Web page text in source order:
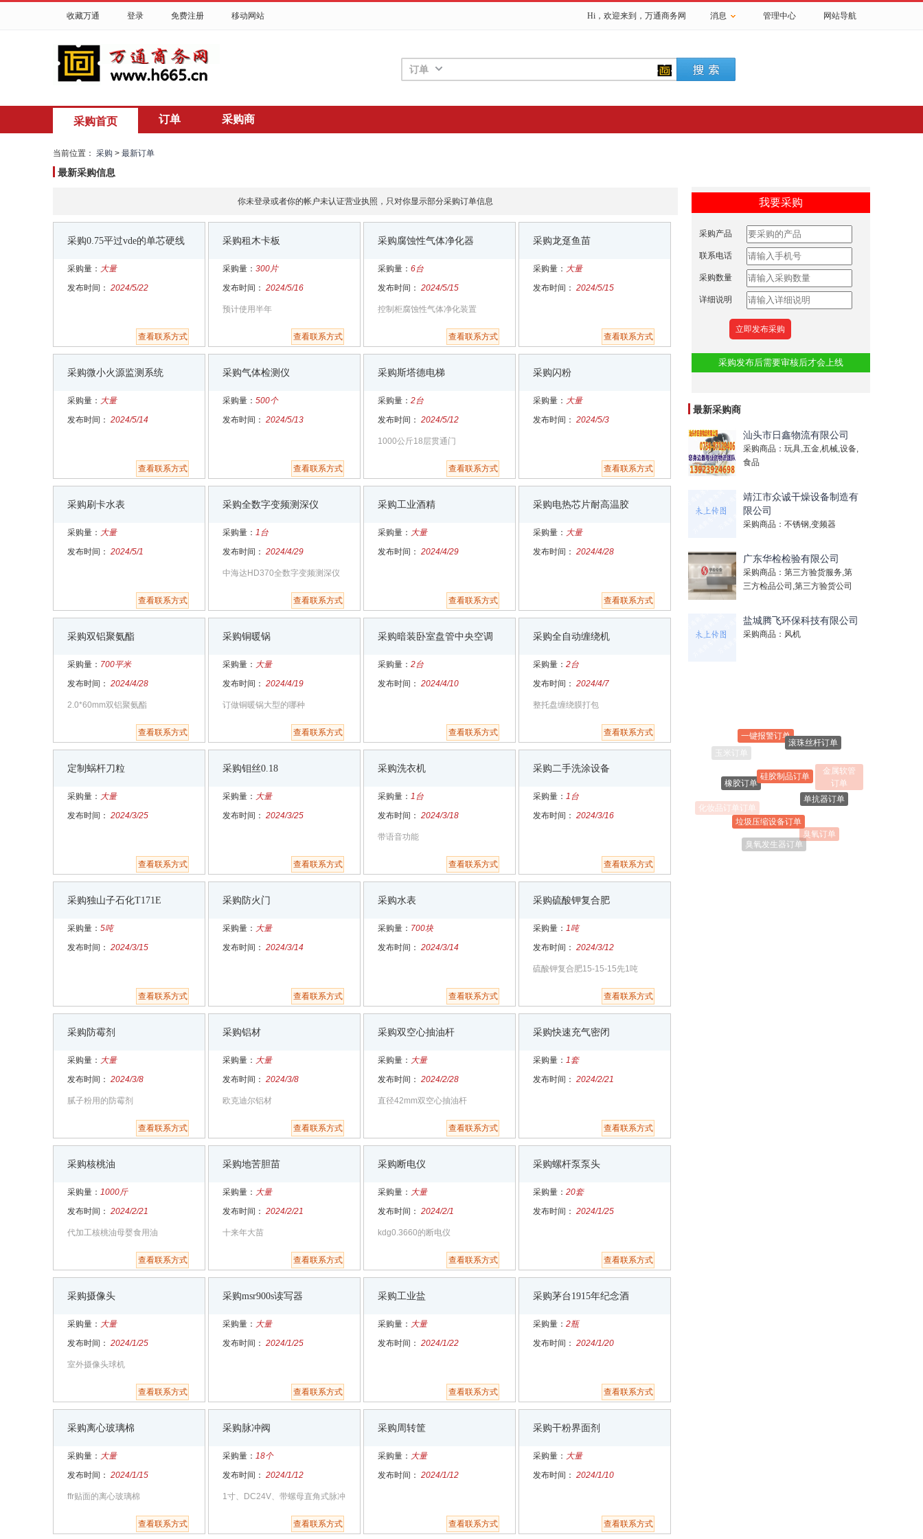
收藏万通 登录 免费注册 移动网站 Hi，欢迎来到， 万通商务网 消息 管理中心 网站导航
订单
采购首页 订单 采购商
当前位置： 采购 > 最新订单
最新采购信息
你未登录或者你的帐户未认证营业执照，只对你显示部分采购订单信息
采购0.75平过vde的单芯硬线
采购量： 大量
发布时间： 2024/5/22
查看联系方式
采购租木卡板
采购量： 300片
发布时间： 2024/5/16
预计使用半年
查看联系方式
采购腐蚀性气体净化器
采购量： 6台
发布时间： 2024/5/15
控制柜腐蚀性气体净化装置
查看联系方式
采购龙趸鱼苗
采购量： 大量
发布时间： 2024/5/15
查看联系方式
采购微小火源监测系统
采购量： 大量
发布时间： 2024/5/14
查看联系方式
采购气体检测仪
采购量： 500个
发布时间： 2024/5/13
查看联系方式
采购斯塔德电梯
采购量： 2台
发布时间： 2024/5/12
1000公斤18层贯通门
查看联系方式
采购闪粉
采购量： 大量
发布时间： 2024/5/3
查看联系方式
采购刷卡水表
采购量： 大量
发布时间： 2024/5/1
查看联系方式
采购全数字变频测深仪
采购量： 1台
发布时间： 2024/4/29
中海达HD370全数字变频测深仪
查看联系方式
采购工业酒精
采购量： 大量
发布时间： 2024/4/29
查看联系方式
采购电热芯片耐高温胶
采购量： 大量
发布时间： 2024/4/28
查看联系方式
采购双铝聚氨酯
采购量： 700平米
发布时间： 2024/4/28
2.0*60mm双铝聚氨酯
查看联系方式
采购铜暖锅
采购量： 大量
发布时间： 2024/4/19
订做铜暖锅大型的哪种
查看联系方式
采购暗装卧室盘管中央空调
采购量： 2台
发布时间： 2024/4/10
查看联系方式
采购全自动缠绕机
采购量： 2台
发布时间： 2024/4/7
整托盘缠绕膜打包
查看联系方式
定制蜗杆刀粒
采购量： 大量
发布时间： 2024/3/25
查看联系方式
采购钼丝0.18
采购量： 大量
发布时间： 2024/3/25
查看联系方式
采购洗衣机
采购量： 1台
发布时间： 2024/3/18
带语音功能
查看联系方式
采购二手洗涂设备
采购量： 1台
发布时间： 2024/3/16
查看联系方式
采购独山子石化T171E
采购量： 5吨
发布时间： 2024/3/15
查看联系方式
采购防火门
采购量： 大量
发布时间： 2024/3/14
查看联系方式
采购水表
采购量： 700块
发布时间： 2024/3/14
查看联系方式
采购硫酸钾复合肥
采购量： 1吨
发布时间： 2024/3/12
硫酸钾复合肥15-15-15先1吨
查看联系方式
采购防霉剂
采购量： 大量
发布时间： 2024/3/8
腻子粉用的防霉剂
查看联系方式
采购铝材
采购量： 大量
发布时间： 2024/3/8
欧克迪尔铝材
查看联系方式
采购双空心抽油杆
采购量： 大量
发布时间： 2024/2/28
直径42mm双空心抽油杆
查看联系方式
采购快速充气密闭
采购量： 1套
发布时间： 2024/2/21
查看联系方式
采购核桃油
采购量： 1000斤
发布时间： 2024/2/21
代加工核桃油母婴食用油
查看联系方式
采购地苦胆苗
采购量： 大量
发布时间： 2024/2/21
十来年大苗
查看联系方式
采购断电仪
采购量： 大量
发布时间： 2024/2/1
kdg0.3660的断电仪
查看联系方式
采购螺杆泵泵头
采购量： 20套
发布时间： 2024/1/25
查看联系方式
采购摄像头
采购量： 大量
发布时间： 2024/1/25
室外摄像头球机
查看联系方式
采购msr900s读写器
采购量： 大量
发布时间： 2024/1/25
查看联系方式
采购工业盐
采购量： 大量
发布时间： 2024/1/22
查看联系方式
采购茅台1915年纪念酒
采购量： 2瓶
发布时间： 2024/1/20
查看联系方式
采购离心玻璃棉
采购量： 大量
发布时间： 2024/1/15
ffr贴面的离心玻璃棉
查看联系方式
采购脉冲阀
采购量： 18个
发布时间： 2024/1/12
1寸、DC24V、带螺母直角式脉冲
查看联系方式
采购周转筐
采购量： 大量
发布时间： 2024/1/12
查看联系方式
采购干粉界面剂
采购量： 大量
发布时间： 2024/1/10
查看联系方式
我要采购
采购产品
联系电话
采购数量
详细说明
采购发布后需要审核后才会上线
最新采购商
汕头市日鑫物流有限公司
采购商品：玩具,五金,机械,设备,
食品
靖江市众诚干燥设备制造有
限公司
采购商品：不锈钢,变频器
广东华检检验有限公司
采购商品：第三方验货服务,第
三方检品公司,第三方验货公司
盐城腾飞环保科技有限公司
采购商品：风机
一键报警订单
滚珠丝杆订单
金属软管
订单
化妆品订单订单
橡胶订单
单抗器订单
臭氧订单
臭氧发生器订单
垃圾压缩设备订单